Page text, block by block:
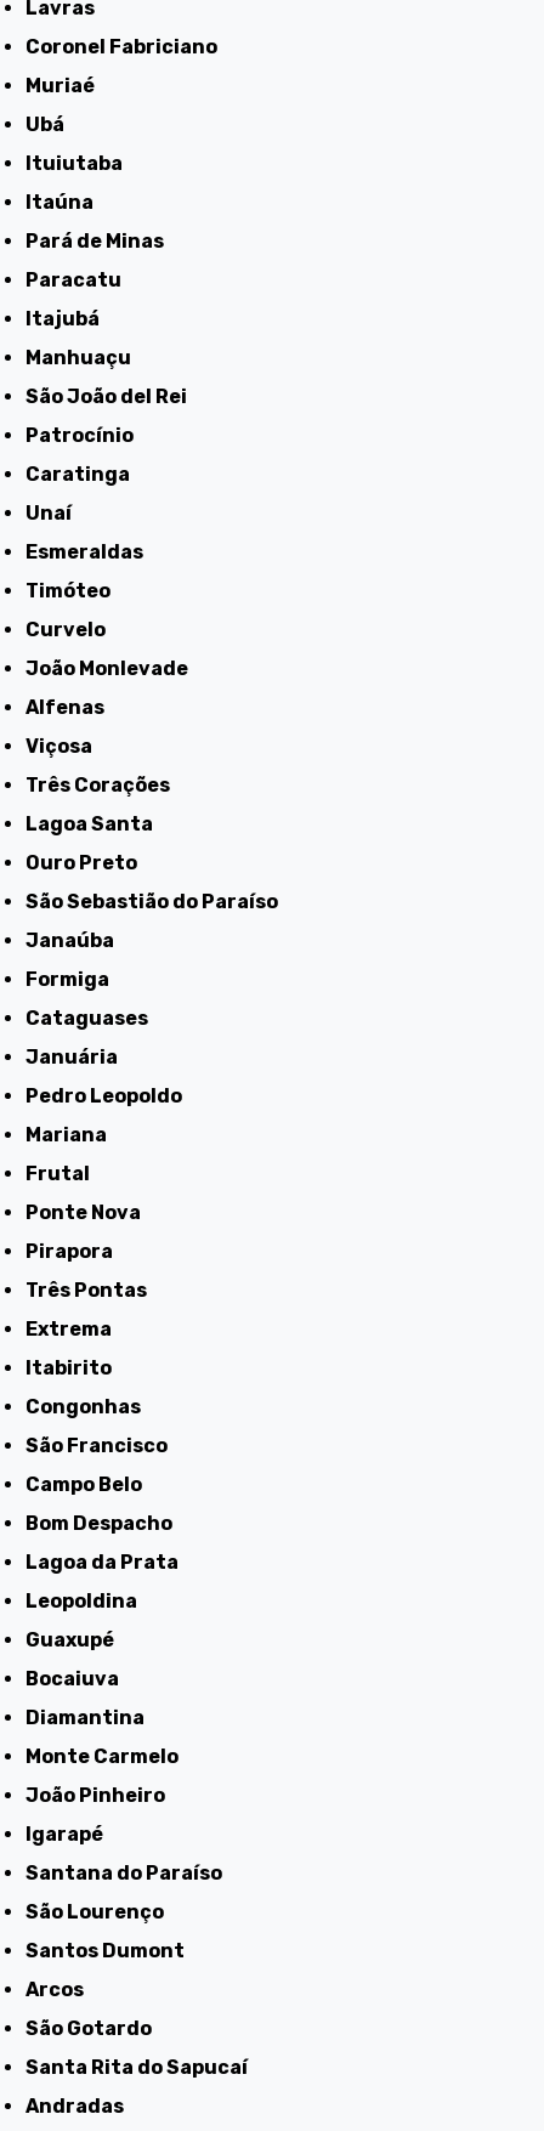
Lavras
Coronel Fabriciano
Muriaé
Ubá
Ituiutaba
Itaúna
Pará de Minas
Paracatu
Itajubá
Manhuaçu
São João del Rei
Patrocínio
Caratinga
Unaí
Esmeraldas
Timóteo
Curvelo
João Monlevade
Alfenas
Viçosa
Três Corações
Lagoa Santa
Ouro Preto
São Sebastião do Paraíso
Janaúba
Formiga
Cataguases
Januária
Pedro Leopoldo
Mariana
Frutal
Ponte Nova
Pirapora
Três Pontas
Extrema
Itabirito
Congonhas
São Francisco
Campo Belo
Bom Despacho
Lagoa da Prata
Leopoldina
Guaxupé
Bocaiuva
Diamantina
Monte Carmelo
João Pinheiro
Igarapé
Santana do Paraíso
São Lourenço
Santos Dumont
Arcos
São Gotardo
Santa Rita do Sapucaí
Andradas